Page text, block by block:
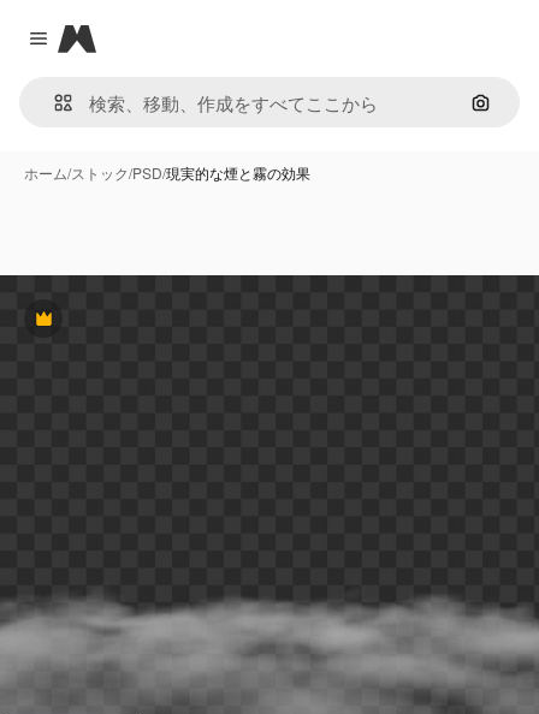
Close menu
Magnific
画像で
ホーム/ストック/PSD/現実的な煙と霧の効果
Premium